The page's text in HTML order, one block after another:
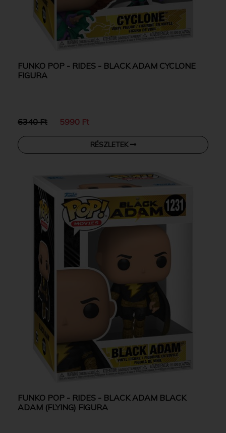
FUNKO POP - RIDES - BLACK ADAM CYCLONE
FIGURA
6340 Ft 5990 Ft
RÉSZLETEK
FUNKO POP - RIDES - BLACK ADAM BLACK
ADAM (FLYING) FIGURA